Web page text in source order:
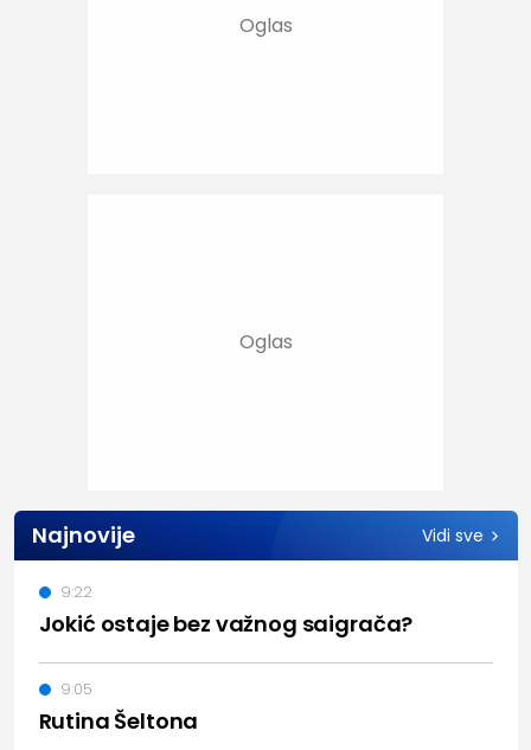
Najnovije Vidi sve
Jokić ostaje bez važnog saigrača?
9:22
Rutina Šeltona
9:05